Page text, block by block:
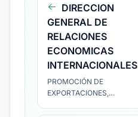
DIRECCION
GENERAL DE
RELACIONES
ECONOMICAS
INTERNACIONALES
PROMOCIÓN DE
EXPORTACIONES,